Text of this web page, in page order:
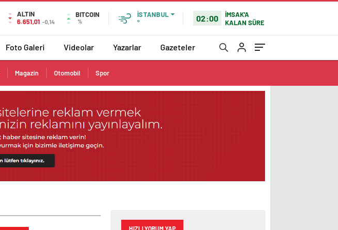
ALTIN
6.651,01 -0,14
BITCOIN
%
İSTANBUL
°
02:00
İMSAK'A
KALAN SÜRE
Foto Galeri Videolar Yazarlar Gazeteler
Magazin Otomobil Spor